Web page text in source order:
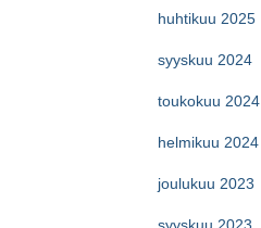
huhtikuu 2025
syyskuu 2024
toukokuu 2024
helmikuu 2024
joulukuu 2023